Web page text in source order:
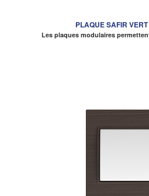
PLAQUE SAFIR
Les plaques modulaires